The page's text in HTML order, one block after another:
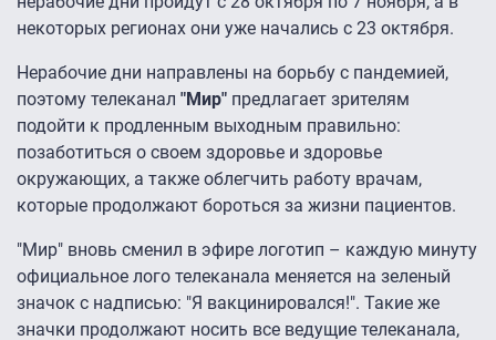
некоторых регионах они уже начались с 23 октября.
Нерабочие дни направлены на борьбу с пандемией,
поэтому телеканал "Мир" предлагает зрителям
подойти к продленным выходным правильно:
позаботиться о своем здоровье и здоровье
окружающих, а также облегчить работу врачам,
которые продолжают бороться за жизни пациентов.
"Мир" вновь сменил в эфире логотип – каждую минуту
официальное лого телеканала меняется на зеленый
значок с надписью: "Я вакцинировался!". Такие же
значки продолжают носить все ведущие телеканала,